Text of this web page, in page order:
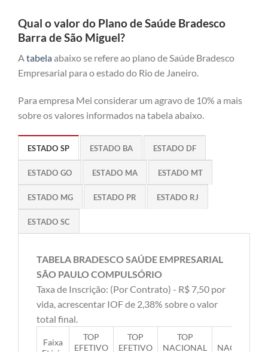
Qual o valor do Plano de Saúde Bradesco
Barra de São Miguel?
Atabelaabaixo se refere ao plano de Saúde Bradesco
Empresarial para o estado do Rio de Janeiro.
Para empresa Mei considerar um agravo de 10% a mais
sobre os valores informados na tabela abaixo.
ESTADO SP ESTADO BA ESTADO DF
ESTADO GO ESTADO MA ESTADO MT
ESTADO MG ESTADO PR ESTADO RJ
ESTADO SC
TABELA BRADESCO SAÚDE EMPRESARIAL
SÃO PAULO COMPULSÓRIO
Taxa de Inscrição: (Por Contrato) - R$ 7,50 por
vida, acrescentar IOF de 2,38% sobre o valor
total final.
Faixa
TOP
EFETIVO
TOP
EFETIVO
TOP
NACIONAL
NACIONAL